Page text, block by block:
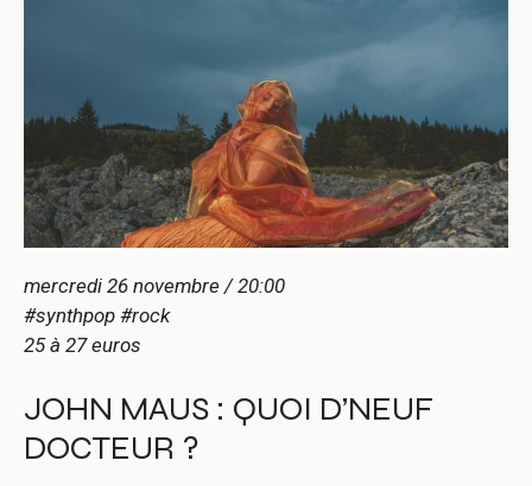
mercredi 26 novembre / 20:00
#synthpop #rock
25 à 27 euros
JOHN MAUS : QUOI D’NEUF
DOCTEUR ?